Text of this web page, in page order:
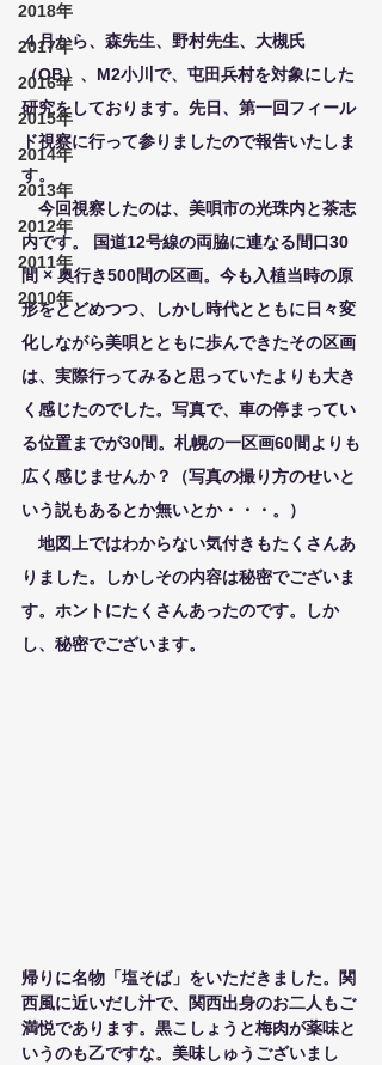
2018年
2017年
2016年
2015年
2014年
2013年
2012年
2011年
2010年
４月から、森先生、野村先生、大槻氏
（OB）、M2小川で、屯田兵村を対象にした
研究をしております。先日、第一回フィール
ド視察に行って参りましたので報告いたしま
す。
今回視察したのは、美唄市の光珠内と茶志
内です。 国道12号線の両脇に連なる間口30
間 × 奥行き500間の区画。今も入植当時の原
形をとどめつつ、しかし時代とともに日々変
化しながら美唄とともに歩んできたその区画
は、実際行ってみると思っていたよりも大き
く感じたのでした。写真で、車の停まってい
る位置までが30間。札幌の一区画60間よりも
広く感じませんか？（写真の撮り方のせいと
いう説もあるとか無いとか・・・。）
地図上ではわからない気付きもたくさんあ
りました。しかしその内容は秘密でございま
す。ホントにたくさんあったのです。しか
し、秘密でございます。
帰りに名物「塩そば」をいただきました。関
西風に近いだし汁で、関西出身のお二人もご
満悦であります。黒こしょうと梅肉が薬味と
いうのも乙ですな。美味しゅうございまし